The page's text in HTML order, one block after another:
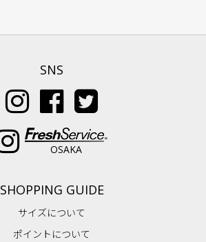
SNS
OSAKA
SHOPPING GUIDE
サイズについて
ポイントについて